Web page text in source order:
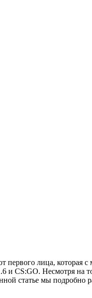
лица, которая
и CS:GO. Несмотря на
статье мы подробно